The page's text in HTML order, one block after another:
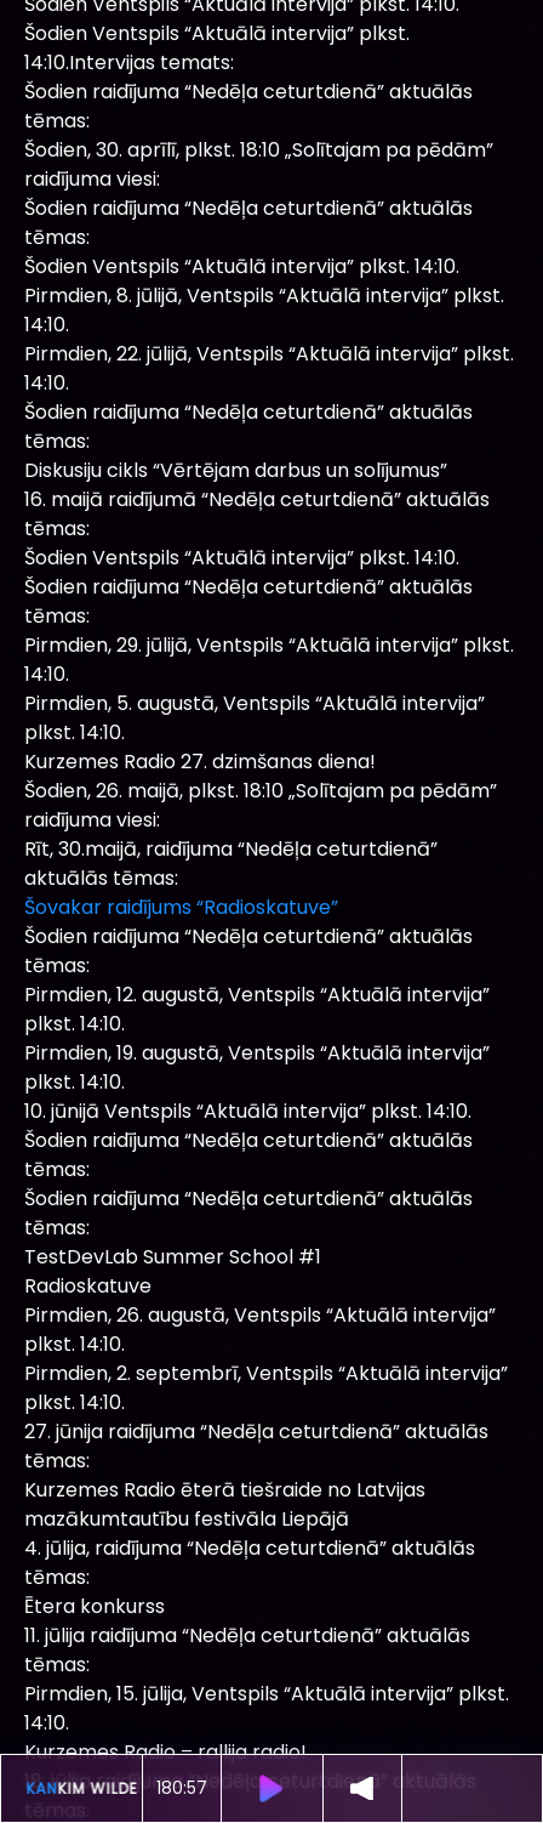
ŠOBRĪD SKAN KIM WILDE - YOU CAME
180:53
Šodien Ventspils “Aktuālā intervija” plkst.
14:10.Intervijas temats:
Šodien raidījuma “Nedēļa ceturtdienā” aktuālās
tēmas:
Šodien, 30. aprīlī, plkst. 18:10 „Solītajam pa pēdām”
raidījuma viesi:
Šodien raidījuma “Nedēļa ceturtdienā” aktuālās
tēmas:
Šodien Ventspils “Aktuālā intervija” plkst. 14:10.
Pirmdien, 8. jūlijā, Ventspils “Aktuālā intervija” plkst.
14:10.
Pirmdien, 22. jūlijā, Ventspils “Aktuālā intervija” plkst.
14:10.
Šodien raidījuma “Nedēļa ceturtdienā” aktuālās
tēmas:
Diskusiju cikls “Vērtējam darbus un solījumus”
16. maijā raidījumā “Nedēļa ceturtdienā” aktuālās
tēmas:
Šodien Ventspils “Aktuālā intervija” plkst. 14:10.
Šodien raidījuma “Nedēļa ceturtdienā” aktuālās
tēmas:
Pirmdien, 29. jūlijā, Ventspils “Aktuālā intervija” plkst.
14:10.
Pirmdien, 5. augustā, Ventspils “Aktuālā intervija”
plkst. 14:10.
Kurzemes Radio 27. dzimšanas diena!
Šodien, 26. maijā, plkst. 18:10 „Solītajam pa pēdām”
raidījuma viesi:
Rīt, 30.maijā, raidījuma “Nedēļa ceturtdienā”
aktuālās tēmas:
Šovakar raidījums “Radioskatuve”
Šodien raidījuma “Nedēļa ceturtdienā” aktuālās
tēmas:
Pirmdien, 12. augustā, Ventspils “Aktuālā intervija”
plkst. 14:10.
Pirmdien, 19. augustā, Ventspils “Aktuālā intervija”
plkst. 14:10.
10. jūnijā Ventspils “Aktuālā intervija” plkst. 14:10.
Šodien raidījuma “Nedēļa ceturtdienā” aktuālās
tēmas:
Šodien raidījuma “Nedēļa ceturtdienā” aktuālās
tēmas:
TestDevLab Summer School #1
Radioskatuve
Pirmdien, 26. augustā, Ventspils “Aktuālā intervija”
plkst. 14:10.
Pirmdien, 2. septembrī, Ventspils “Aktuālā intervija”
plkst. 14:10.
27. jūnija raidījuma “Nedēļa ceturtdienā” aktuālās
tēmas:
Kurzemes Radio ēterā tiešraide no Latvijas
mazākumtautību festivāla Liepājā
4. jūlija, raidījuma “Nedēļa ceturtdienā” aktuālās
tēmas:
Ētera konkurss
11. jūlija raidījuma “Nedēļa ceturtdienā” aktuālās
tēmas:
Pirmdien, 15. jūlija, Ventspils “Aktuālā intervija” plkst.
14:10.
Kurzemes Radio – rallija radio!
18. jūlija raidījuma “Nedēļa ceturtdienā” aktuālās
tēmas: